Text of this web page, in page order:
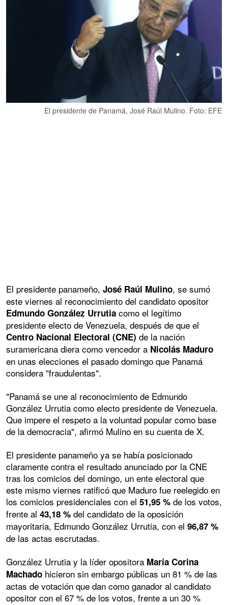
El presidente de Panamá, José Raúl Mulino. Foto: EFE
El presidente panameño, José Raúl Mulino, se sumó
este viernes al reconocimiento del candidato opositor
Edmundo González Urrutia como el legítimo
presidente electo de Venezuela, después de que el
Centro Nacional Electoral (CNE) de la nación
suramericana diera como vencedor a Nicolás Maduro
en unas elecciones el pasado domingo que Panamá
considera "fraudulentas".
"Panamá se une al reconocimiento de Edmundo
González Urrutia como electo presidente de Venezuela.
Que impere el respeto a la voluntad popular como base
de la democracia", afirmó Mulino en su cuenta de X.
El presidente panameño ya se había posicionado
claramente contra el resultado anunciado por la CNE
tras los comicios del domingo, un ente electoral que
este mismo viernes ratificó que Maduro fue reelegido en
los comicios presidenciales con el 51,95 % de los votos,
frente al 43,18 % del candidato de la oposición
mayoritaria, Edmundo González Urrutia, con el 96,87 %
de las actas escrutadas.
González Urrutia y la líder opositora María Corina
Machado hicieron sin embargo públicas un 81 % de las
actas de votación que dan como ganador al candidato
opositor con el 67 % de los votos, frente a un 30 %